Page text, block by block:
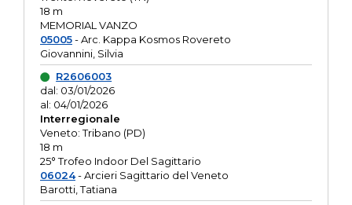
18 m
MEMORIAL VANZO
05005- Arc. Kappa Kosmos Rovereto
Giovannini, Silvia
R2606003
dal: 03/01/2026
al: 04/01/2026
Interregionale
Veneto: Tribano (PD)
18 m
25° Trofeo Indoor Del Sagittario
06024- Arcieri Sagittario del Veneto
Barotti, Tatiana